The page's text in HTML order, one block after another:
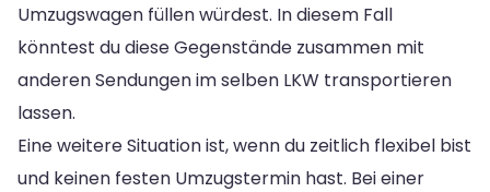
Umzugswagen füllen würdest. In diesem Fall
könntest du diese Gegenstände zusammen mit
anderen Sendungen im selben LKW transportieren
lassen.
Eine weitere Situation ist, wenn du zeitlich flexibel bist
und keinen festen Umzugstermin hast. Bei einer